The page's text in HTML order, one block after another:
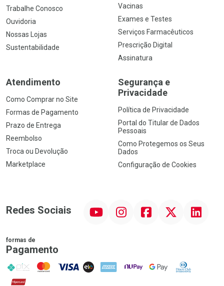
Trabalhe Conosco
Ouvidoria
Nossas Lojas
Sustentabilidade
Vacinas
Exames e Testes
Serviços Farmacêuticos
Prescrição Digital
Assinatura
Atendimento
Como Comprar no Site
Formas de Pagamento
Prazo de Entrega
Reembolso
Troca ou Devolução
Marketplace
Segurança e
Privacidade
Política de Privacidade
Portal do Titular de Dados
Pessoais
Como Protegemos os Seus
Dados
Configuração de Cookies
Redes Sociais InstagramFacebookTwitter Linkedin
formas de
Pagamento
PIX MasterCard
VISA ELO AMEX NuPay Google PayDiners Club
Hipercard